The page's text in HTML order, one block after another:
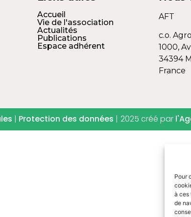
Pour
à ces
de
Accueil
Vie de l'association
Actualités
Publications
Espace adhérent
AFT
c.o.
1000,
34394
France
| Protection des données | 2025 créé par